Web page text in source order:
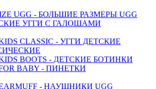
UGG - БОЛЬШИЕ РАЗМЕРЫ UGG
УГГИ С ГАЛОШАМИ
CLASSIC - УГГИ ДЕТСКИЕ
BOOTS - ДЕТСКИЕ БОТИНКИ
BABY - ПИНЕТКИ
- НАУШНИКИ UGG